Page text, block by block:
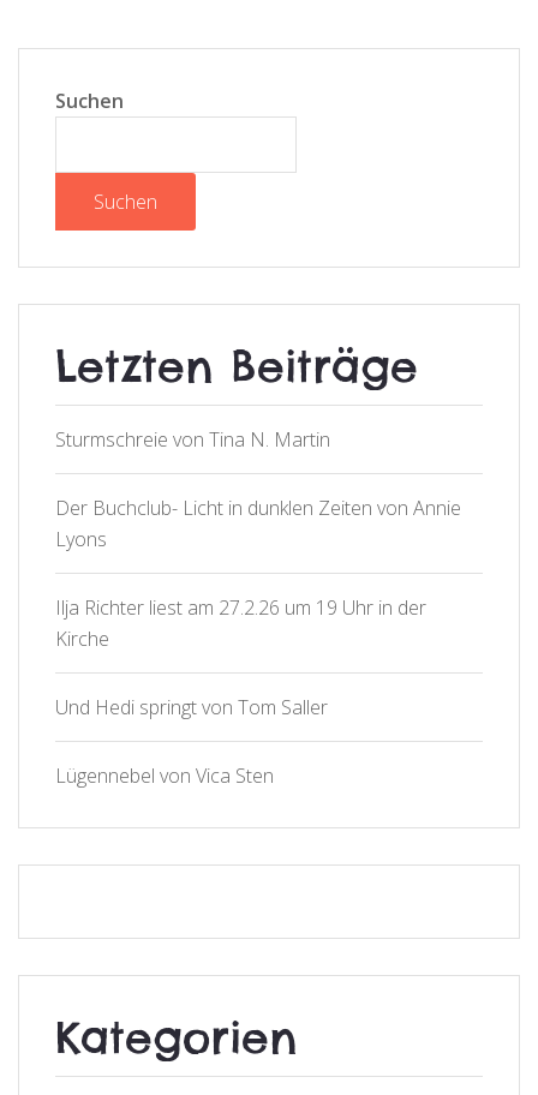
Suchen
Suchen
Letzten Beiträge
Sturmschreie von Tina N. Martin
Der Buchclub- Licht in dunklen Zeiten von Annie
Lyons
Ilja Richter liest am 27.2.26 um 19 Uhr in der
Kirche
Und Hedi springt von Tom Saller
Lügennebel von Vica Sten
Kategorien